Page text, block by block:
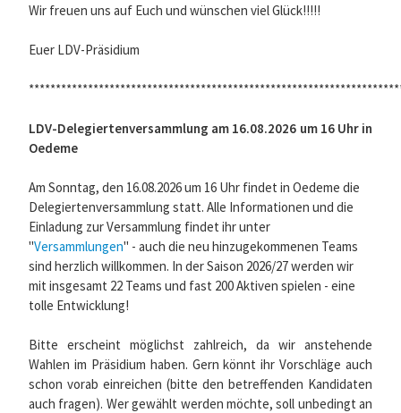
Wir freuen uns auf Euch und wünschen viel Glück!!!!!
Euer LDV-Präsidium
LDV-Delegiertenversammlung am 16.08.2026 um 16 Uhr in
Oedeme
Am Sonntag, den 16.08.2026 um 16 Uhr findet in Oedeme die
Delegiertenversammlung statt. Alle Informationen und die
Einladung zur Versammlung findet ihr unter
"Versammlungen" - auch die neu hinzugekommenen Teams
sind herzlich willkommen. In der Saison 2026/27 werden wir
mit insgesamt 22 Teams und fast 200 Aktiven spielen - eine
tolle Entwicklung!
Bitte erscheint möglichst zahlreich, da wir anstehende
Wahlen im Präsidium haben. Gern könnt ihr Vorschläge auch
schon vorab einreichen (bitte den betreffenden Kandidaten
auch fragen). Wer gewählt werden möchte, soll unbedingt an